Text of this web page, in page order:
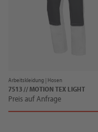
Arbeitskleidung | Hosen
7513 // MOTION TEX LIGHT
Preis auf Anfrage